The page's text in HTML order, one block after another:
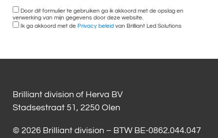
Door dit formulier te gebruiken ga ik akkoord met de opslag en
verwerking van mijn gegevens door deze website.
Ik ga akkoord met de Privacy beleid van Brilliant Led Solutions
Brilliant division of Herva BV
Stadsestraat 51, 2250 Olen
© 2026 Brilliant division – BTW BE-0862.044.047